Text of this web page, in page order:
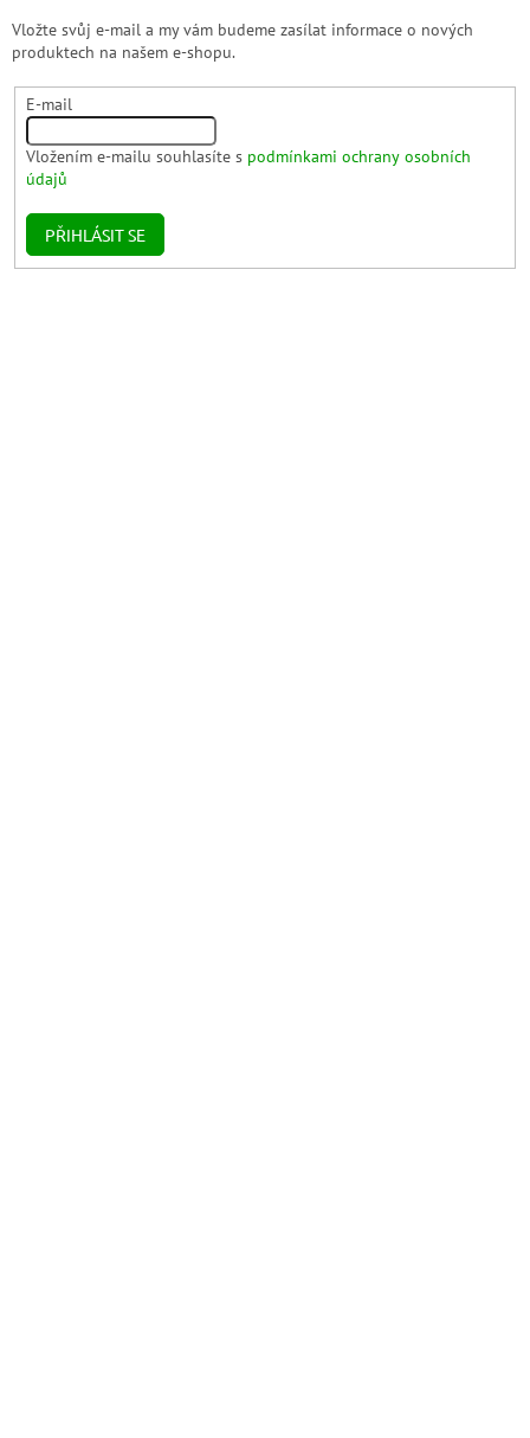
Vložte svůj e-mail a my vám budeme zasílat informace o nových
produktech na našem e-shopu.
E-mail
Vložením e-mailu souhlasíte s podmínkami ochrany osobních
údajů
PŘIHLÁSIT SE